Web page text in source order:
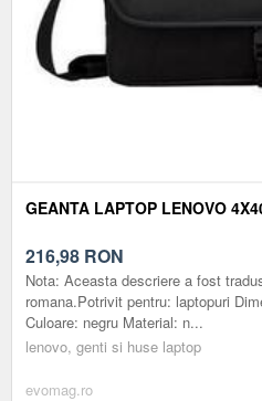
GEANTA LAPTOP LENOVO
216,98 RON
Nota: Aceasta descriere a fost
romana.Potrivit pentru: laptopuri
Culoare: negru Material: n...
lenovo, genti si huse laptop
evomag.ro